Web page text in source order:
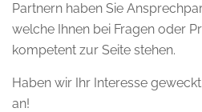
Partnern haben Sie
welche Ihnen bei Fragen oder
kompetent zur Seite stehen.
Haben wir Ihr Interesse
an!